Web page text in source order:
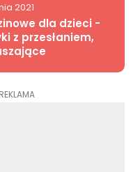
2021
dla dzieci -
z przesłaniem,
REKLAMA